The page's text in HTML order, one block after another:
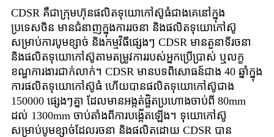
CDSR គឺជាក្រុមហ៊ុនផលិតទុយោកៅស៊ូធំជាងគេនៅក្នុង
ប្រទេសចិន មានជំនាញក្នុងការរចនា និងផលិតទុយោកៅស៊ូ
សម្រាប់ការបូមខ្សាច់ និងកម្មវិធីផ្សេងៗ CDSR មានតួនាទីរចនា
និងផលិតទុយោកៅស៊ូតាមតម្រូវការរបស់អ្នកប្រើប្រាស់ ឬលក្ខ
ខណ្ឌការងារជាក់លាក់។ CDSR មានបទពិសោធន៍ជាង 40 ឆ្នាំក្នុង
ការផលិតទុយោកៅស៊ូធំ ហើយបានផលិតទុយោកៅស៊ូជាង
150000 ផ្សេងៗគ្នា ដែលមានអង្កត់ផ្ចិតប្រហោងចាប់ពី 80mm
ដល់ 1300mm ចាប់តាំងពីការបង្កើតឡើង។ ទុយោកៅស៊ូ
សម្រាប់បូមខ្សាច់ដែលរចនា និងផលិតដោយ CDSR បាន